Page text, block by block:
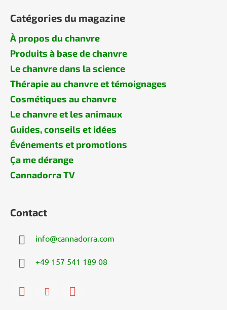
Catégories du magazine
À propos du chanvre
Produits à base de chanvre
Le chanvre dans la science
Thérapie au chanvre et témoignages
Cosmétiques au chanvre
Le chanvre et les animaux
Guides, conseils et idées
Événements et promotions
Ça me dérange
Cannadorra TV
Contact
info@cannadorra.com
+49 157 541 189 08